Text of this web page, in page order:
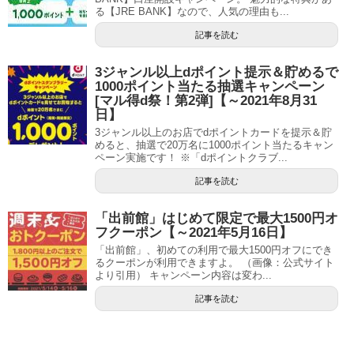
る【JRE BANK】なので、人気の理由も...
記事を読む
3ジャンル以上dポイント提示＆貯めるで
1000ポイント当たる抽選キャンペーン
[マル得d祭！第2弾]【～2021年8月31
日】
3ジャンル以上のお店でdポイントカードを提示＆貯
めると、抽選で20万名に1000ポイント当たるキャン
ペーン実施です！ ※「dポイントクラブ...
記事を読む
「出前館」はじめて限定で最大1500円オ
フクーポン【～2021年5月16日】
「出前館」、初めての利用で最大1500円オフにでき
るクーポンが利用できますよ。 （画像：公式サイト
より引用） キャンペーン内容は変わ...
記事を読む